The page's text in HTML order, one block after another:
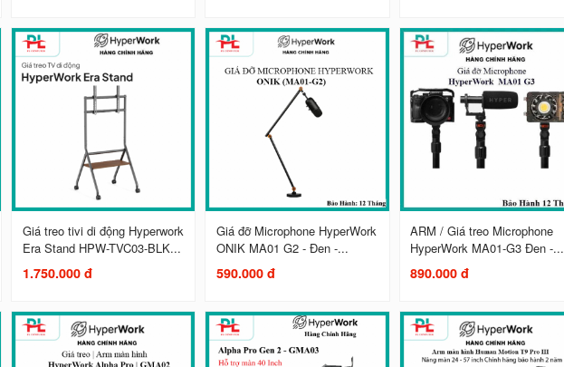
Giá treo tivi di động Hyperwork
Era Stand HPW-TVC03-BLK...
1.750.000 đ
Giá đỡ Microphone HyperWork
ONIK MA01 G2 - Đen -...
590.000 đ
ARM / Giá treo Microphone
HyperWork MA01-G3 Đen -...
890.000 đ